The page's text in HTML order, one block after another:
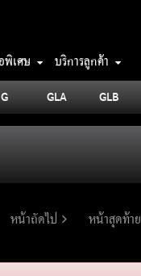
พิเศษ บริการลูกค้า
G GLA GLB
หน้าถัดไป หน้าสุดท้าย